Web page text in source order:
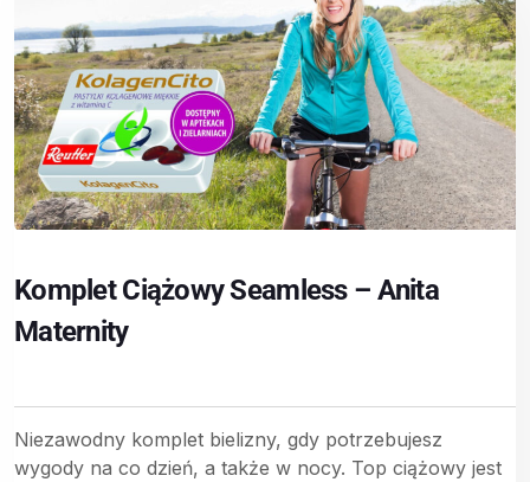
Komplet Ciążowy Seamless – Anita
Maternity
Niezawodny komplet bielizny, gdy potrzebujesz
wygody na co dzień, a także w nocy. Top ciążowy jest